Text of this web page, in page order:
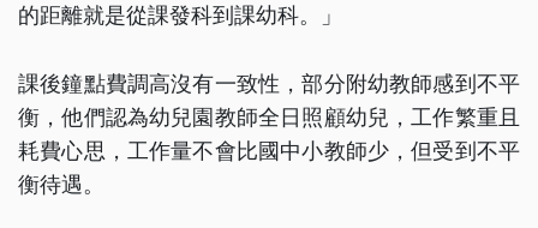
的距離就是從課發科到課幼科。」
課後鐘點費調高沒有一致性，部分附幼教師感到不平
衡，他們認為幼兒園教師全日照顧幼兒，工作繁重且
耗費心思，工作量不會比國中小教師少，但受到不平
衡待遇。